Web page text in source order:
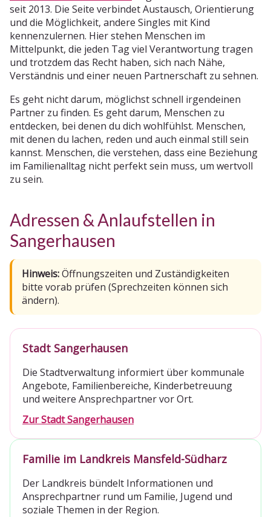
seit 2013. Die Seite verbindet Austausch, Orientierung
und die Möglichkeit, andere Singles mit Kind
kennenzulernen. Hier stehen Menschen im
Mittelpunkt, die jeden Tag viel Verantwortung tragen
und trotzdem das Recht haben, sich nach Nähe,
Verständnis und einer neuen Partnerschaft zu sehnen.
Es geht nicht darum, möglichst schnell irgendeinen
Partner zu finden. Es geht darum, Menschen zu
entdecken, bei denen du dich wohlfühlst. Menschen,
mit denen du lachen, reden und auch einmal still sein
kannst. Menschen, die verstehen, dass eine Beziehung
im Familienalltag nicht perfekt sein muss, um wertvoll
zu sein.
Adressen & Anlaufstellen in
Sangerhausen
Hinweis:Öffnungszeiten und Zuständigkeiten
bitte vorab prüfen (Sprechzeiten können sich
ändern).
Stadt Sangerhausen
Die Stadtverwaltung informiert über kommunale
Angebote, Familienbereiche, Kinderbetreuung
und weitere Ansprechpartner vor Ort.
Zur Stadt Sangerhausen
Familie im Landkreis Mansfeld-Südharz
Der Landkreis bündelt Informationen und
Ansprechpartner rund um Familie, Jugend und
soziale Themen in der Region.